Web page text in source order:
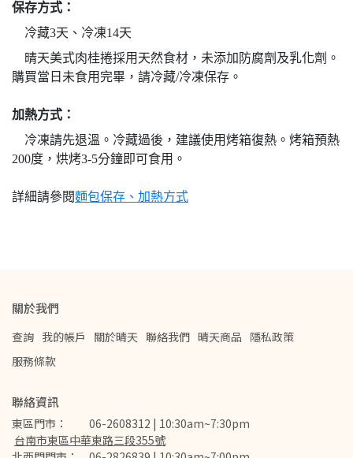
保存方式：
冷藏3天、冷凍14天
晴天美式肉桂捲採用天然食材，未添加防腐劑及乳化劑。
購買當日未食用完畢，請冷藏/冷凍保存。
加熱方式：
冷凍請先退溫。冷藏過後，建議使用烤箱復熱。烤箱預熱
200度，烘烤3-5分鐘即可食用。
詳細請參閱麵包保存、加熱方式
關於我們
查詢 我的帳戶 關於晴天 聯絡我們 晴天商品 隱私政策
服務條款
聯絡資訊
東區門市：　　06-2608312 | 10:30am~7:30pm
台南市東區中華東路三段355號